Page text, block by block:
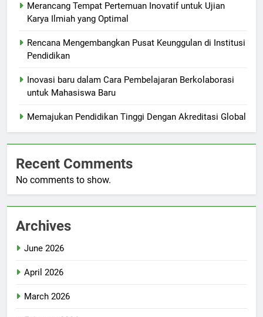
Merancang Tempat Pertemuan Inovatif untuk Ujian
Karya Ilmiah yang Optimal
Rencana Mengembangkan Pusat Keunggulan di Institusi
Pendidikan
Inovasi baru dalam Cara Pembelajaran Berkolaborasi
untuk Mahasiswa Baru
Memajukan Pendidikan Tinggi Dengan Akreditasi Global
Recent Comments
No comments to show.
Archives
June 2026
April 2026
March 2026